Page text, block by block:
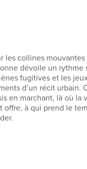
les collines
dévoile un rythme
fugitives et les
d’un récit urbain.
en marchant, là où la
offre, à qui prend le